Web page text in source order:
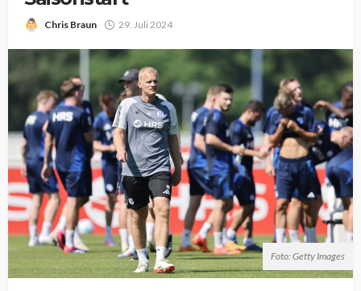
Chris Braun 29. Juli 2024
Foto: Getty Images